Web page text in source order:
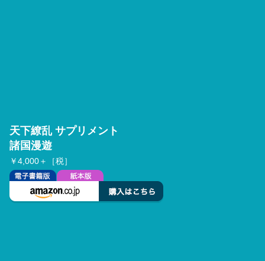
天下繚乱 サプリメント
諸国漫遊
￥4,000＋［税］